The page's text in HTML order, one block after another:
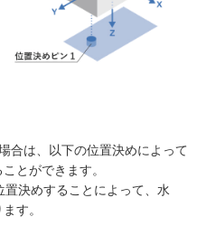
合は、以下の位置決めによって
とができます。
決めすることによって、水
す。